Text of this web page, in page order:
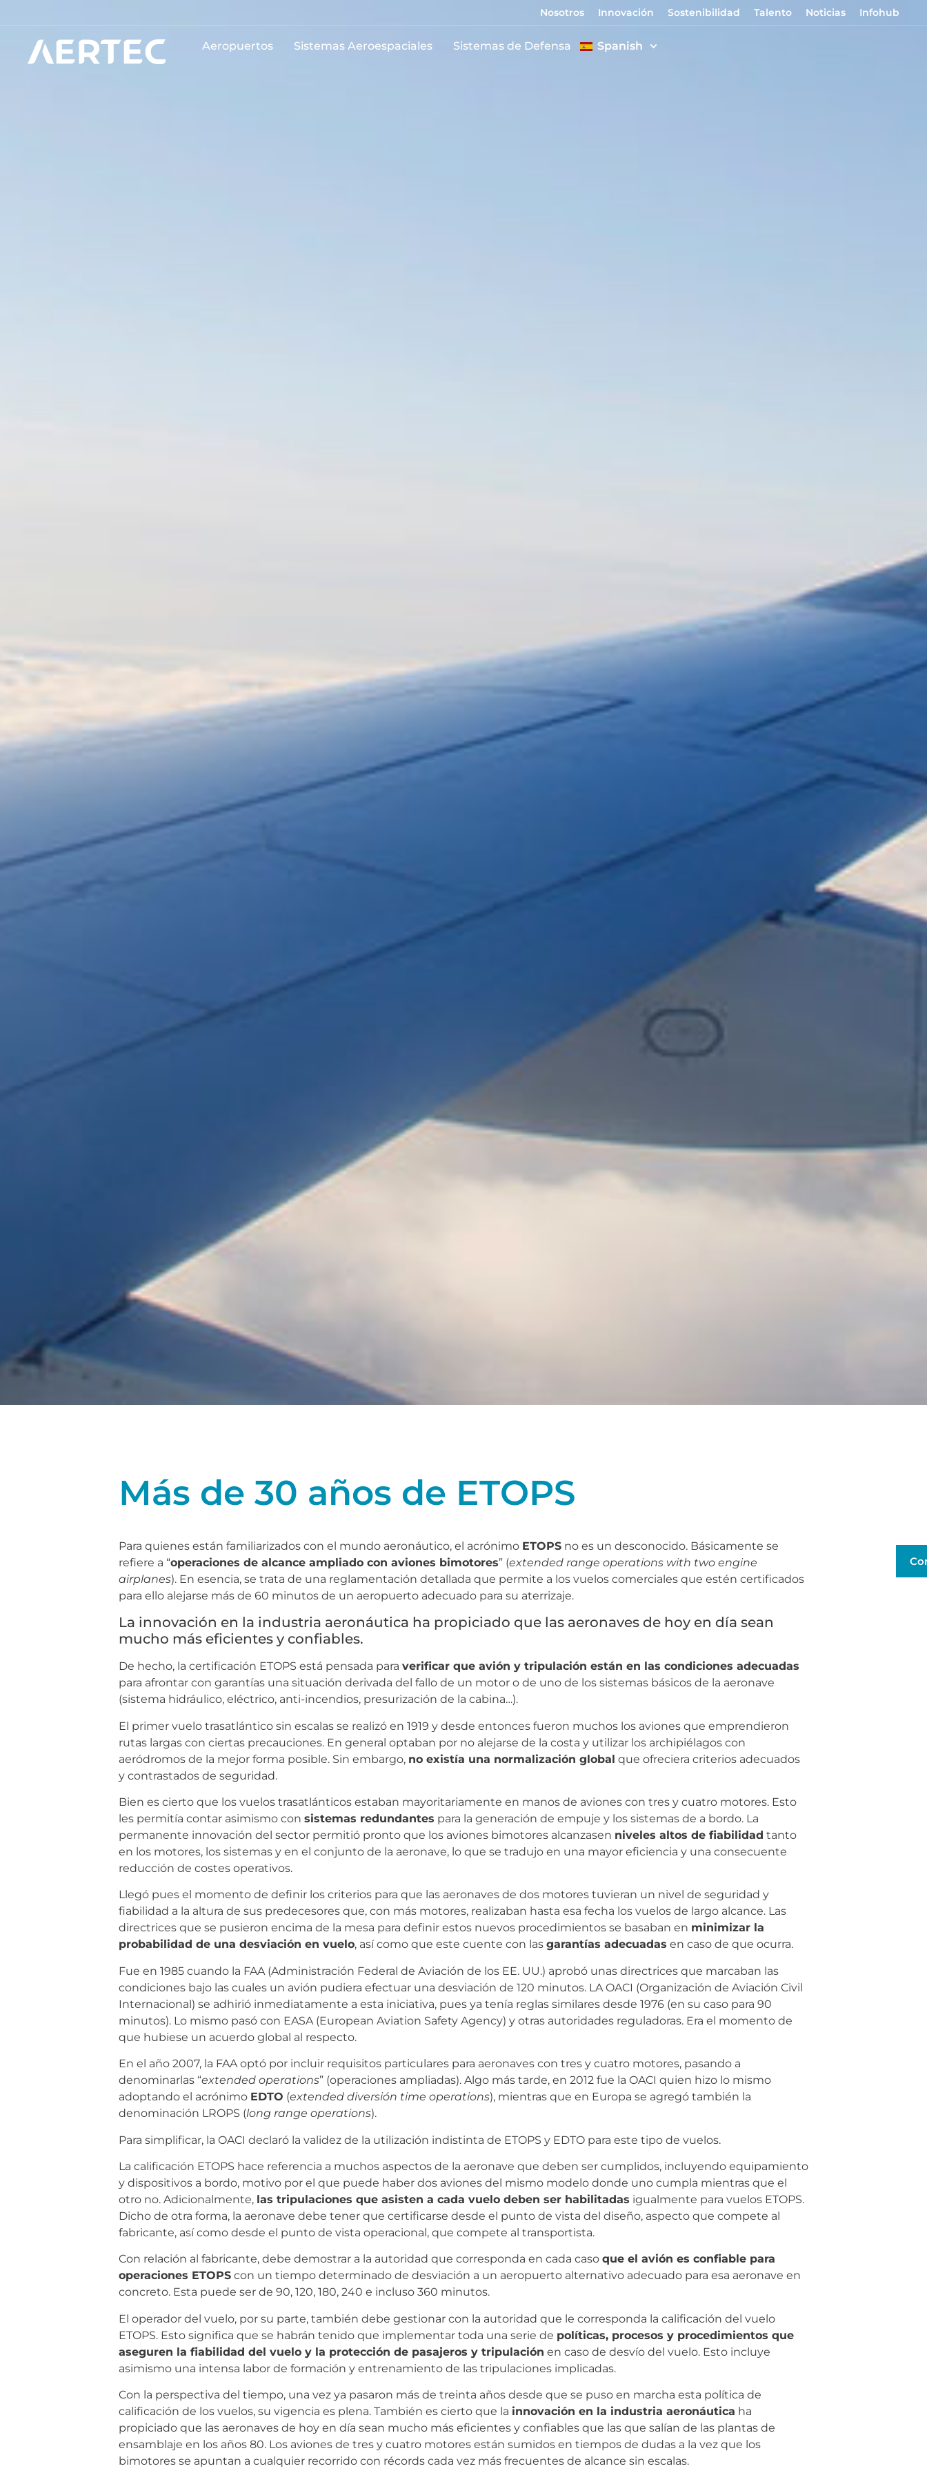
Nosotros Innovación Sostenibilidad Talento Noticias Infohub
Aeropuertos Sistemas Aeroespaciales Sistemas de Defensa Spanish
Más de 30 años de ETOPS
Para quienes están familiarizados con el mundo aeronáutico, el acrónimo ETOPS no es un desconocido. Básicamente se
refiere a “operaciones de alcance ampliado con aviones bimotores” (extended range operations with two engine
airplanes). En esencia, se trata de una reglamentación detallada que permite a los vuelos comerciales que estén certificados
para ello alejarse más de 60 minutos de un aeropuerto adecuado para su aterrizaje.
La innovación en la industria aeronáutica ha propiciado que las aeronaves de hoy en día sean
mucho más eficientes y confiables.
De hecho, la certificación ETOPS está pensada para verificar que avión y tripulación están en las condiciones adecuadas
para afrontar con garantías una situación derivada del fallo de un motor o de uno de los sistemas básicos de la aeronave
(sistema hidráulico, eléctrico, anti-incendios, presurización de la cabina…).
El primer vuelo trasatlántico sin escalas se realizó en 1919 y desde entonces fueron muchos los aviones que emprendieron
rutas largas con ciertas precauciones. En general optaban por no alejarse de la costa y utilizar los archipiélagos con
aeródromos de la mejor forma posible. Sin embargo, no existía una normalización global que ofreciera criterios adecuados
y contrastados de seguridad.
Bien es cierto que los vuelos trasatlánticos estaban mayoritariamente en manos de aviones con tres y cuatro motores. Esto
les permitía contar asimismo con sistemas redundantes para la generación de empuje y los sistemas de a bordo. La
permanente innovación del sector permitió pronto que los aviones bimotores alcanzasen niveles altos de fiabilidad tanto
en los motores, los sistemas y en el conjunto de la aeronave, lo que se tradujo en una mayor eficiencia y una consecuente
reducción de costes operativos.
Llegó pues el momento de definir los criterios para que las aeronaves de dos motores tuvieran un nivel de seguridad y
fiabilidad a la altura de sus predecesores que, con más motores, realizaban hasta esa fecha los vuelos de largo alcance. Las
directrices que se pusieron encima de la mesa para definir estos nuevos procedimientos se basaban en minimizar la
probabilidad de una desviación en vuelo, así como que este cuente con las garantías adecuadas en caso de que ocurra.
Fue en 1985 cuando la FAA (Administración Federal de Aviación de los EE. UU.) aprobó unas directrices que marcaban las
condiciones bajo las cuales un avión pudiera efectuar una desviación de 120 minutos. LA OACI (Organización de Aviación Civil
Internacional) se adhirió inmediatamente a esta iniciativa, pues ya tenía reglas similares desde 1976 (en su caso para 90
minutos). Lo mismo pasó con EASA (European Aviation Safety Agency) y otras autoridades reguladoras. Era el momento de
que hubiese un acuerdo global al respecto.
En el año 2007, la FAA optó por incluir requisitos particulares para aeronaves con tres y cuatro motores, pasando a
denominarlas “extended operations” (operaciones ampliadas). Algo más tarde, en 2012 fue la OACI quien hizo lo mismo
adoptando el acrónimo EDTO (extended diversión time operations), mientras que en Europa se agregó también la
denominación LROPS (long range operations).
Para simplificar, la OACI declaró la validez de la utilización indistinta de ETOPS y EDTO para este tipo de vuelos.
La calificación ETOPS hace referencia a muchos aspectos de la aeronave que deben ser cumplidos, incluyendo equipamiento
y dispositivos a bordo, motivo por el que puede haber dos aviones del mismo modelo donde uno cumpla mientras que el
otro no. Adicionalmente, las tripulaciones que asisten a cada vuelo deben ser habilitadas igualmente para vuelos ETOPS.
Dicho de otra forma, la aeronave debe tener que certificarse desde el punto de vista del diseño, aspecto que compete al
fabricante, así como desde el punto de vista operacional, que compete al transportista.
Con relación al fabricante, debe demostrar a la autoridad que corresponda en cada caso que el avión es confiable para
operaciones ETOPS con un tiempo determinado de desviación a un aeropuerto alternativo adecuado para esa aeronave en
concreto. Esta puede ser de 90, 120, 180, 240 e incluso 360 minutos.
El operador del vuelo, por su parte, también debe gestionar con la autoridad que le corresponda la calificación del vuelo
ETOPS. Esto significa que se habrán tenido que implementar toda una serie de políticas, procesos y procedimientos que
aseguren la fiabilidad del vuelo y la protección de pasajeros y tripulación en caso de desvío del vuelo. Esto incluye
asimismo una intensa labor de formación y entrenamiento de las tripulaciones implicadas.
Con la perspectiva del tiempo, una vez ya pasaron más de treinta años desde que se puso en marcha esta política de
calificación de los vuelos, su vigencia es plena. También es cierto que la innovación en la industria aeronáutica ha
propiciado que las aeronaves de hoy en día sean mucho más eficientes y confiables que las que salían de las plantas de
ensamblaje en los años 80. Los aviones de tres y cuatro motores están sumidos en tiempos de dudas a la vez que los
bimotores se apuntan a cualquier recorrido con récords cada vez más frecuentes de alcance sin escalas.